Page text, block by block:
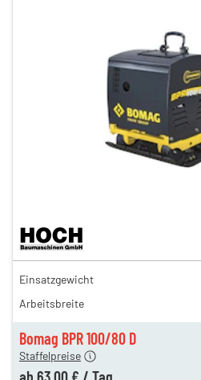
Bomag BPR 100/80 D
108,00 €
89,00 €
75,00 €
Staffelpreise
12,00 €
Einsatzgewicht
Arbeitsbreite